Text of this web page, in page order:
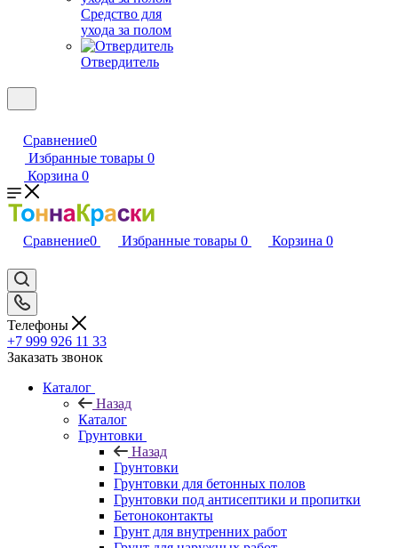
Средство для
ухода за полом
Отвердитель
Сравнение0
Избранные товары 0
Корзина 0
Сравнение0 Избранные товары 0 Корзина 0
Телефоны
+7 999 926 11 33
Заказать звонок
Каталог
Назад
Каталог
Грунтовки
Назад
Грунтовки
Грунтовки для бетонных полов
Грунтовки под антисептики и пропитки
Бетоноконтакты
Грунт для внутренних работ